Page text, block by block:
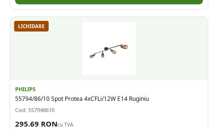
LICHIDARE
PHILIPS
55794/86/10 Spot Protea 4xCFLi/12W E14 Ruginiu
Cod: 557948610
295.69 RONcu TVA